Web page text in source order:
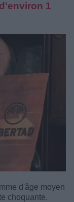
1
d'âge moyen
choquante.